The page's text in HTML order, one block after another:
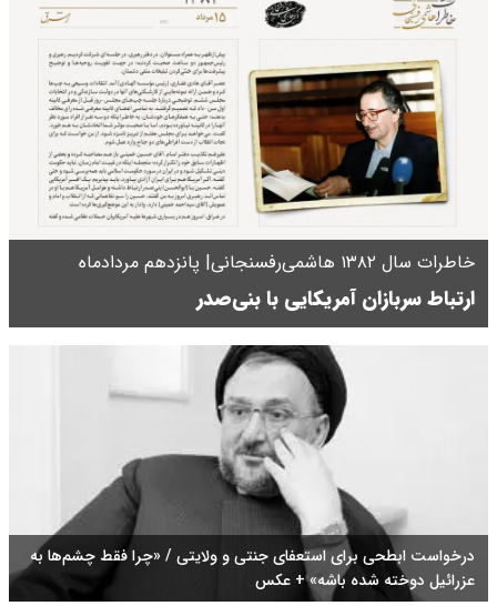
خاطرات سال ۱۳۸۲ هاشمی‌رفسنجانی| پانزدهم مردادماه
ارتباط سربازان آمریکایی با بنی‌صدر
درخواست ابطحی برای استعفای جنتی و ولایتی / «چرا فقط چشم‌ها به
عزرائیل دوخته شده باشه» + عکس